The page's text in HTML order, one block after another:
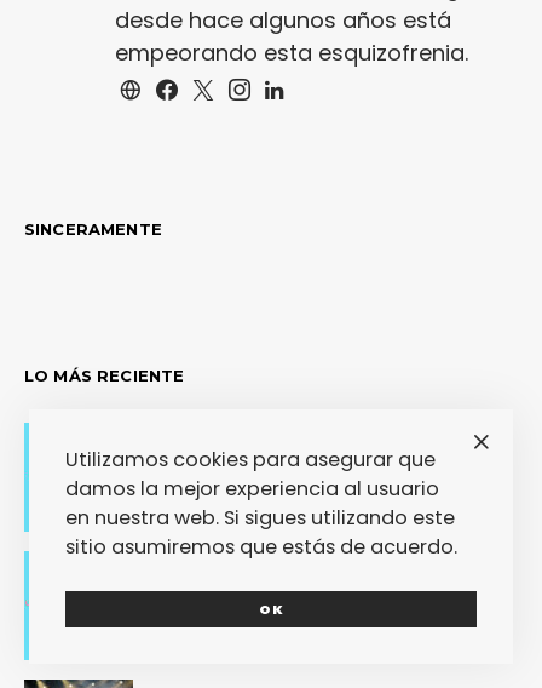
desde hace algunos años está
empeorando esta esquizofrenia.
SINCERAMENTE
LO MÁS RECIENTE
Adiós con el corazón
Se cierra un pedazo de vida
Utilizamos cookies para asegurar que
damos la mejor experiencia al usuario
en nuestra web. Si sigues utilizando este
sitio asumiremos que estás de acuerdo.
OK